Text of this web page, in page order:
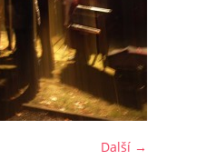
Další →